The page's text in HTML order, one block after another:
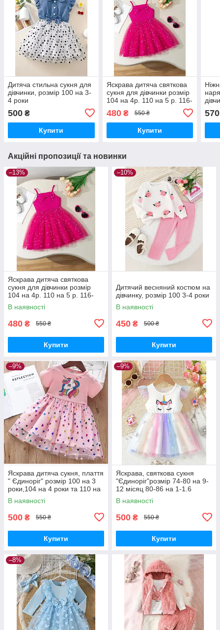
Дитяча стильна сукня для
дівчинки, розмір 100 на 3-
4 роки
500 ₴
Купити
Яскрава дитяча святкова
сукня для дівчинки розмір
104 на 4р. 110 на 5 р. 116-
480₴ 550 ₴
Купити
570
Акційні пропозиції та новинки
–13%
Яскрава дитяча святкова
сукня для дівчинки розмір
104 на 4р. 110 на 5 р. 116-
122 на 6-7р.
В наявності
480 ₴ 550 ₴
Купити
–10%
Дитячий весняний костюм на
дівчинку, розмір 100 3-4 роки
В наявності
450 ₴ 500 ₴
Купити
–9%
Яскрава дитяча сукня, плаття
" Єдиноріг" розмір 100 на 3
роки,104 на 4 роки та 110 на
5 років
В наявності
500 ₴ 550 ₴
Купити
–9%
Яскрава, святкова сукня
"Єдиноріг"розмір 74-80 на 9-
12 місяц 80-86 на 1-1.6
років,розмір 86-92 на 1.6-2
роки та 92-98 на 2-3 роки
В наявності
500 ₴ 550 ₴
Купити
–8%